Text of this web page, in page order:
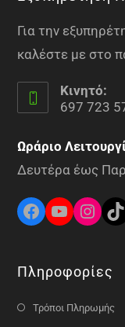
Για την
καλέστε με στο
Κινητό:
697 723
Ωράριο
Δευτέρα έως
Πληροφορίες
Τρόποι Πληρωμής